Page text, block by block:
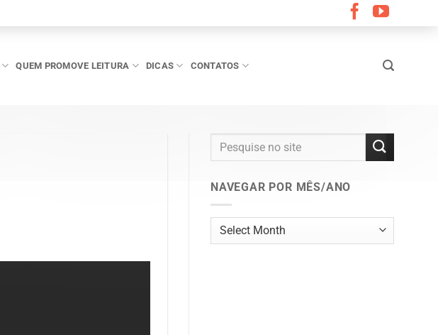
QUEM PROMOVE LEITURA DICAS CONTATOS
NAVEGAR POR MÊS/ANO
Navegar
por